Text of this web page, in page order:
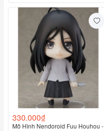
330.000₫
Mô Hình Nendoroid Fuu Houhou -